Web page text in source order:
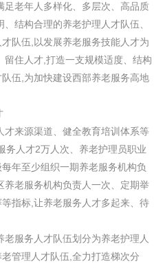
老年人多样化、多层次、高品质
结构合理的养老护理人才队伍、
队伍,以发展养老服务技能人才为
住人才,打造一支规模适度、结构
伍,为加快建设西部养老服务高地
来源渠道、健全教育培训体系等
务人才2万人次、养老护理员职业
年至少组织一期养老服务机构负
老服务机构负责人一次、定期举
指标,让养老服务人才多起来、待
服务人才队伍划分为养老护理人
管理人才队伍,全力打造梯次分